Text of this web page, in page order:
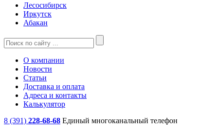
Лесосибирск
Иркутск
Абакан
О компании
Новости
Статьи
Доставка и оплата
Адреса и контакты
Калькулятор
8 (391) 228-68-68 Единый многоканальный телефон